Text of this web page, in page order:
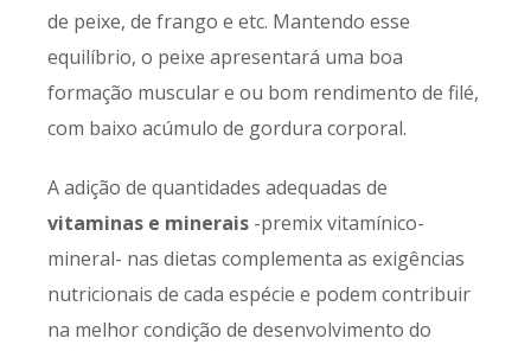
de peixe, de frango e etc. Mantendo esse
equilíbrio, o peixe apresentará uma boa
formação muscular e ou bom rendimento de filé,
com baixo acúmulo de gordura corporal.
A adição de quantidades adequadas de
vitaminas e minerais -premix vitamínico-
mineral- nas dietas complementa as exigências
nutricionais de cada espécie e podem contribuir
na melhor condição de desenvolvimento do